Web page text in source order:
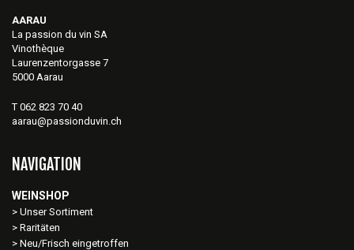
AARAU
La passion du vin SA
Vinothèque
Laurenzentorgasse 7
5000 Aarau
T 062 823 70 40
aarau@passionduvin.ch
NAVIGATION
WEINSHOP
Unser Sortiment
Raritäten
Neu/Frisch eingetroffen